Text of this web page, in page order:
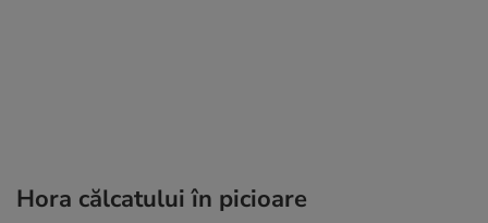
Hora călcatului în picioare